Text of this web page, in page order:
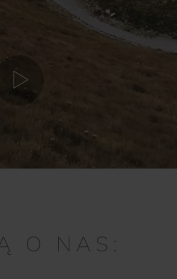
O NAS: